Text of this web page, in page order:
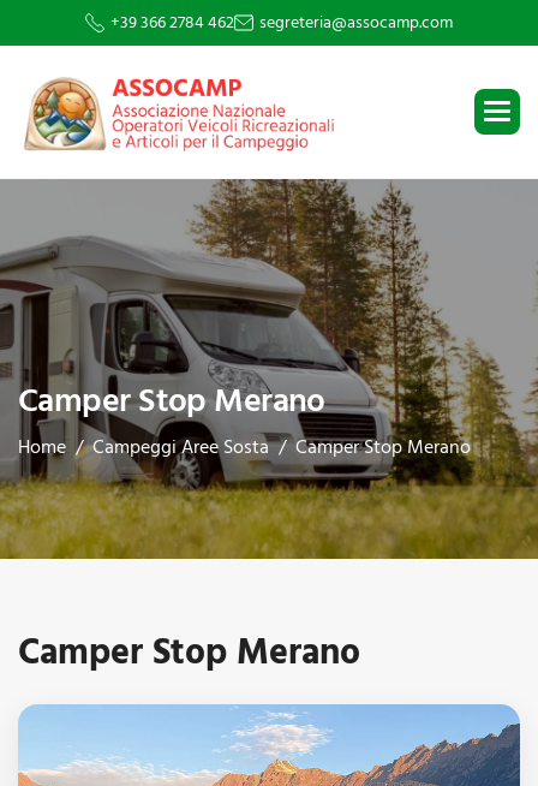
+39 366 2784 462 segreteria@assocamp.com
Camper Stop Merano
Home Campeggi Aree Sosta Camper Stop Merano
Camper Stop Merano